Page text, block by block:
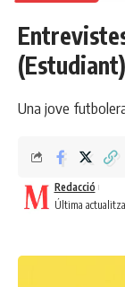
(Estudiant)
Una jove
Última
Redacció